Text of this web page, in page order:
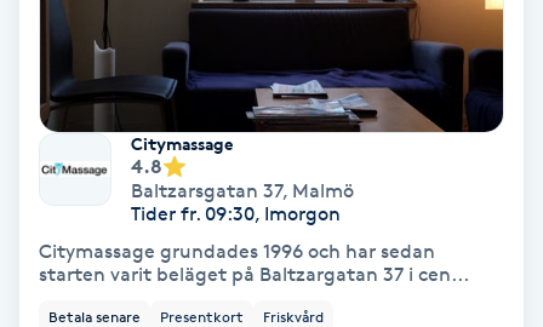
Barnklippning
BIAB
Blowout
Citymassage
4.8
Baltzarsgatan 37, Malmö
Tider fr. 09:30, Imorgon
Citymassage grundades 1996 och har sedan
starten varit beläget på Baltzargatan 37 i cen...
Betala senare Presentkort Friskvård